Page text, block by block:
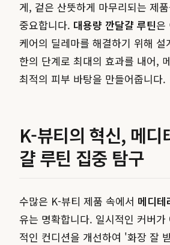
게, 겉은 산뜻하게 마무리되는 제
중요합니다. 대용량 깐달걀 루틴은
케어의 딜레마를 해결하기 위해
한의 단계로 최대의 효과를 내어,
최적의 피부 바탕을 만들어줍니다.
K-뷰티의 혁신, 메디
걀 루틴 집중 탐구
수많은 K-뷰티 제품 속에서 메디테
유는 명확합니다. 일시적인 커버
적인 컨디션을 개선하여 '화장 잘